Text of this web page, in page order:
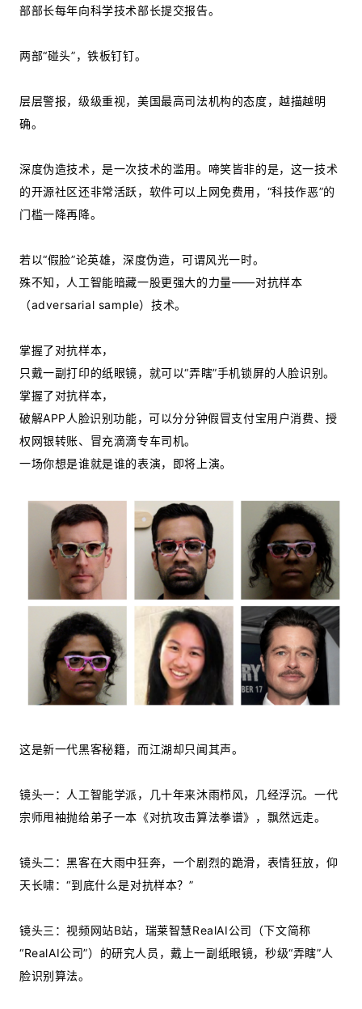
部部长每年向科学技术部长提交报告。
两部“碰头”，铁板钉钉。
层层警报，级级重视，美国最高司法机构的态度，越描越明
确。
深度伪造技术，是一次技术的滥用。啼笑皆非的是，这一技术
的开源社区还非常活跃，软件可以上网免费用，“科技作恶”的
门槛一降再降。
若以“假脸”论英雄，深度伪造，可谓风光一时。
殊不知，人工智能暗藏一股更强大的力量——对抗样本
（adversarial sample）技术。
掌握了对抗样本，
只戴一副打印的纸眼镜，就可以“弄瞎”手机锁屏的人脸识别。
掌握了对抗样本，
破解APP人脸识别功能，可以分分钟假冒支付宝用户消费、授
权网银转账、冒充滴滴专车司机。
一场你想是谁就是谁的表演，即将上演。
这是新一代黑客秘籍，而江湖却只闻其声。
镜头一：人工智能学派，几十年来沐雨栉风，几经浮沉。一代
宗师甩袖抛给弟子一本《对抗攻击算法拳谱》，飘然远走。
镜头二：黑客在大雨中狂奔，一个剧烈的跪滑，表情狂放，仰
天长啸：“到底什么是对抗样本？”
镜头三：视频网站B站，瑞莱智慧RealAI公司（下文简称
“RealAI公司”）的研究人员，戴上一副纸眼镜，秒级“弄瞎”人
脸识别算法。